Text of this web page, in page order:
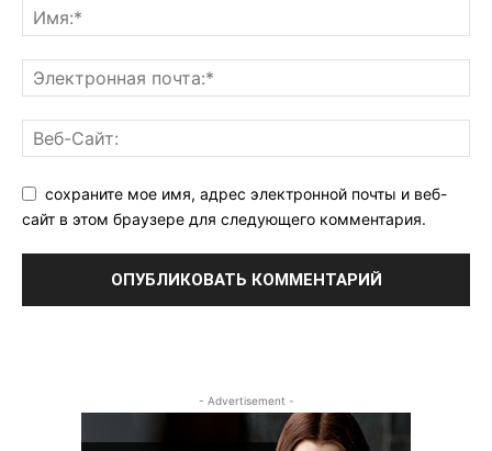
сохраните мое имя, адрес электронной почты и веб-
сайт в этом браузере для следующего комментария.
- Advertisement -